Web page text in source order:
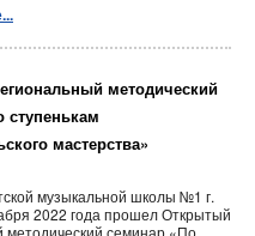
методический
ступенькам
мастерства»
музыкальной школы №1 г.
2022 года прошел Открытый
методический семинар «По